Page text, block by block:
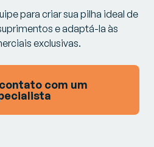
para criar sua pilha ideal de
e adaptá-la às
exclusivas.
com um